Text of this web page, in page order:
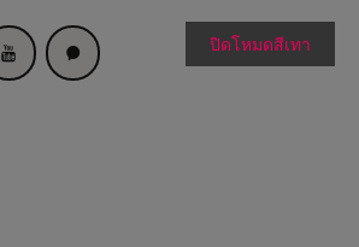
ปิดโหมดสีเทา